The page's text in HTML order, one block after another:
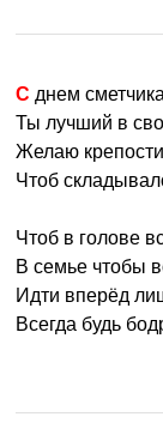
С днем
Ты лучший в
Желаю
Чтоб
Чтоб в голове
В семье чтобы
Идти вперёд
Всегда будь